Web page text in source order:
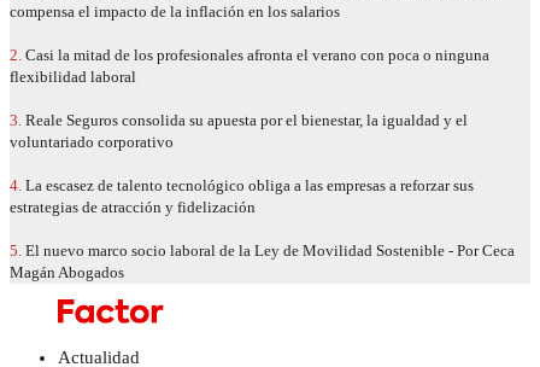
compensa el impacto de la inflación en los salarios
2. Casi la mitad de los profesionales afronta el verano con poca o ninguna
flexibilidad laboral
3. Reale Seguros consolida su apuesta por el bienestar, la igualdad y el
voluntariado corporativo
4. La escasez de talento tecnológico obliga a las empresas a reforzar sus
estrategias de atracción y fidelización
5. El nuevo marco socio laboral de la Ley de Movilidad Sostenible - Por Ceca
Magán Abogados
Actualidad